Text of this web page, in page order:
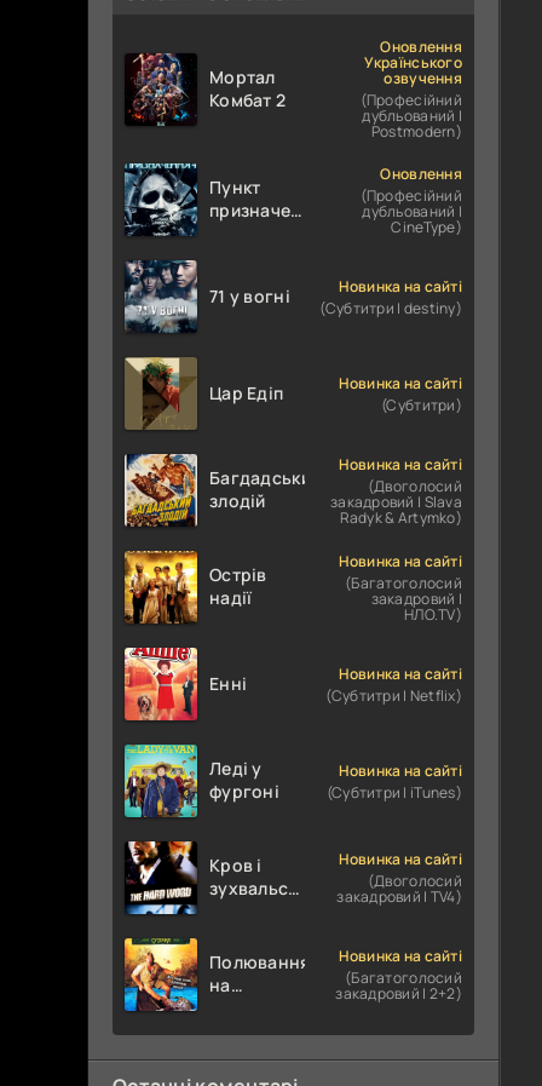
Мортал
Комбат 2
Оновлення
Українського
озвучення
(Професійний
дубльований |
Postmodern)
Пункт
призначення
Оновлення
(Професійний
дубльований |
CineType)
71 у вогні
Новинка на сайті
(Субтитри | destiny)
Цар Едіп
Новинка на сайті
(Субтитри)
Багдадський
злодій
Новинка на сайті
(Двоголосий
закадровий | Slava
Radyk & Artymko)
Острів
надії
Новинка на сайті
(Багатоголосий
закадровий |
НЛО.TV)
Енні
Новинка на сайті
(Субтитри | Netflix)
Леді у
фургоні
Новинка на сайті
(Субтитри | iTunes)
Кров і
зухвальство
Новинка на сайті
(Двоголосий
закадровий | TV4)
Полювання
на
Сутичка
Новинка на сайті
(Багатоголосий
закадровий | 2+2)